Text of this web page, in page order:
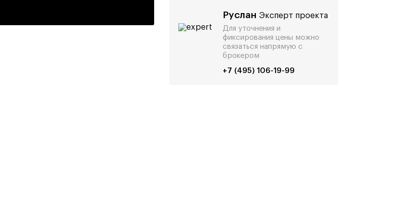
Руслан Эксперт проекта
Для уточнения и
фиксирования цены можно
связаться напрямую с
брокером
+7 (495) 106-19-99